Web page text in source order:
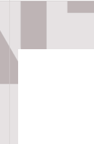
の他の規範及
個人情報の適